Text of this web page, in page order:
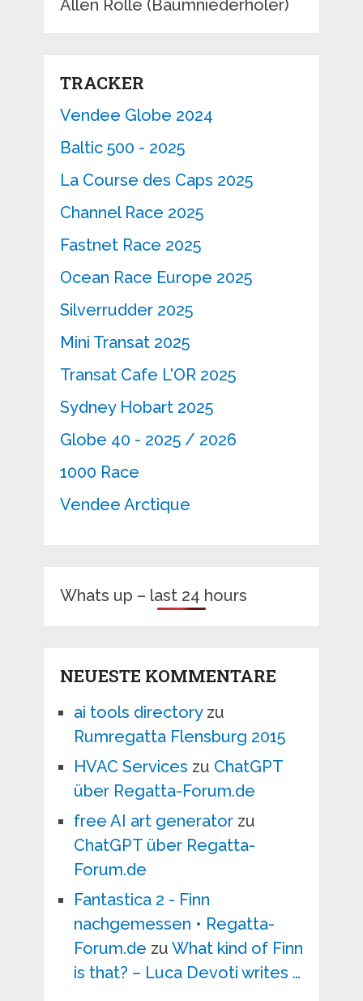
Allen Rolle (Baumniederholer)
TRACKER
Vendee Globe 2024
Baltic 500 - 2025
La Course des Caps 2025
Channel Race 2025
Fastnet Race 2025
Ocean Race Europe 2025
Silverrudder 2025
Mini Transat 2025
Transat Cafe L'OR 2025
Sydney Hobart 2025
Globe 40 - 2025 / 2026
1000 Race
Vendee Arctique
Whats up – last 24 hours
NEUESTE KOMMENTARE
ai tools directoryzu
Rumregatta Flensburg 2015
HVAC Services zu ChatGPT
über Regatta-Forum.de
free AI art generatorzu
ChatGPT über Regatta-
Forum.de
Fantastica 2 - Finn
nachgemessen • Regatta-
Forum.de zu What kind of Finn
is that? – Luca Devoti writes …